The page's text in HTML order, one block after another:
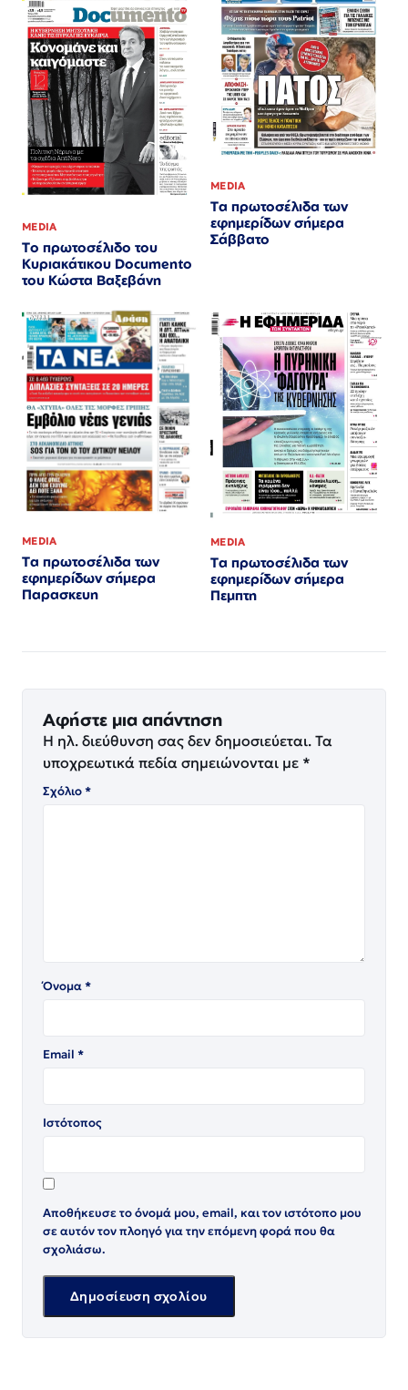
MEDIA
Το πρωτοσέλιδο του
Κυριακάτικου Documento
του Κώστα Βαξεβάνη
MEDIA
Τα πρωτοσέλιδα των
εφημερίδων σήμερα
Σάββατο
MEDIA
Τα πρωτοσέλιδα των
εφημερίδων σήμερα
Παρασκευη
MEDIA
Τα πρωτοσέλιδα των
εφημερίδων σήμερα
Πεμπτη
Αφήστε μια απάντηση
Η ηλ. διεύθυνση σας δεν δημοσιεύεται. Τα
υποχρεωτικά πεδία σημειώνονται με *
Σχόλιο*
Όνομα*
Email *
Ιστότοπος
Αποθήκευσε το όνομά μου, email, και τον ιστότοπο μου
σε αυτόν τον πλοηγό για την επόμενη φορά που θα
σχολιάσω.